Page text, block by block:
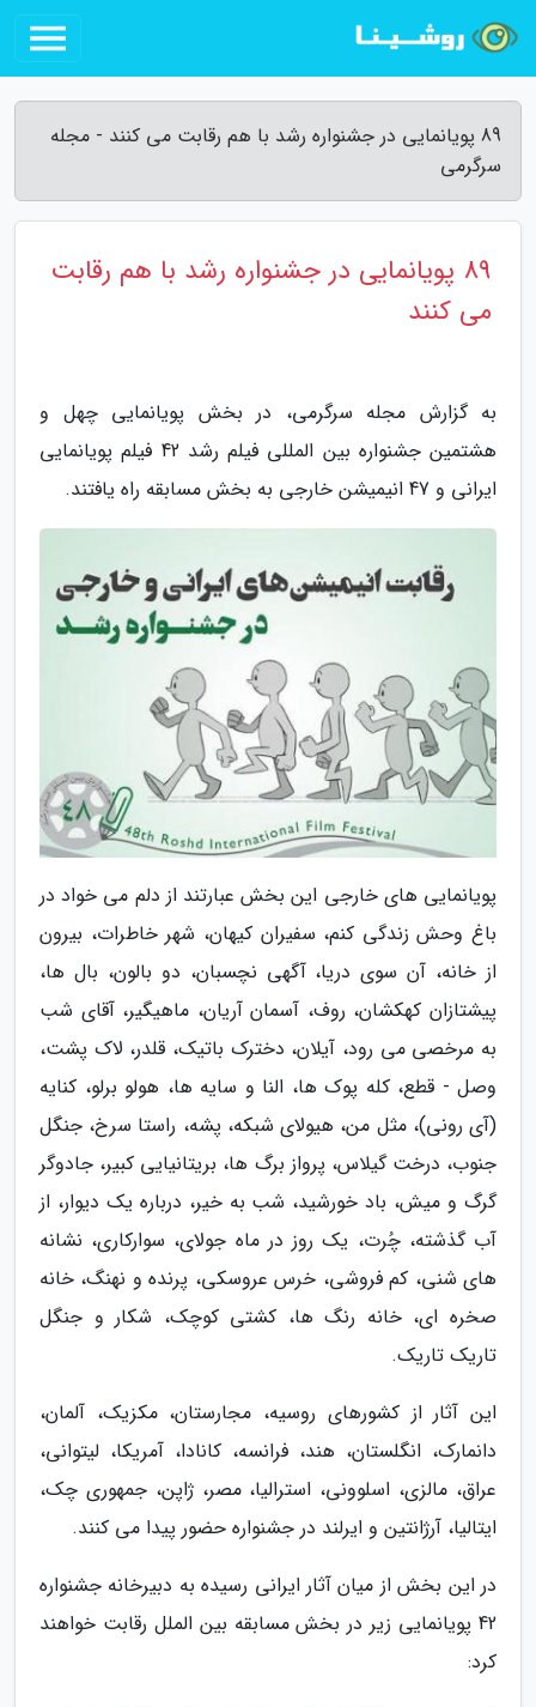
89 پویانمایی در جشنواره رشد با هم رقابت می کنند - مجله
سرگرمی
89 پویانمایی در جشنواره رشد با هم رقابت
می کنند
به گزارش مجله سرگرمی، در بخش پویانمایی چهل و
هشتمین جشنواره بین المللی فیلم رشد 42 فیلم پویانمایی
ایرانی و 47 انیمیشن خارجی به بخش مسابقه راه یافتند.
پویانمایی های خارجی این بخش عبارتند از دلم می خواد در
باغ وحش زندگی کنم، سفیران کیهان، شهر خاطرات، بیرون
از خانه، آن سوی دریا، آگهی نچسبان، دو بالون، بال ها،
پیشتازان کهکشان، روف، آسمان آریان، ماهیگیر، آقای شب
به مرخصی می رود، آیلان، دخترک باتیک، قلدر، لاک پشت،
وصل - قطع، کله پوک ها، النا و سایه ها، هولو برلو، کنایه
(آی رونی)، مثل من، هیولای شبکه، پشه، راستا سرخ، جنگل
جنوب، درخت گیلاس، پرواز برگ ها، بریتانیایی کبیر، جادوگر
گرگ و میش، باد خورشید، شب به خیر، درباره یک دیوار، از
آب گذشته، چُرت، یک روز در ماه جولای، سوارکاری، نشانه
های شنی، کم فروشی، خرس عروسکی، پرنده و نهنگ، خانه
صخره ای، خانه رنگ ها، کشتی کوچک، شکار و جنگل
تاریک تاریک.
این آثار از کشورهای روسیه، مجارستان، مکزیک، آلمان،
دانمارک، انگلستان، هند، فرانسه، کانادا، آمریکا، لیتوانی،
عراق، مالزی، اسلوونی، استرالیا، مصر، ژاپن، جمهوری چک،
ایتالیا، آرژانتین و ایرلند در جشنواره حضور پیدا می کنند.
در این بخش از میان آثار ایرانی رسیده به دبیرخانه جشنواره
42 پویانمایی زیر در بخش مسابقه بین الملل رقابت خواهند
کرد: